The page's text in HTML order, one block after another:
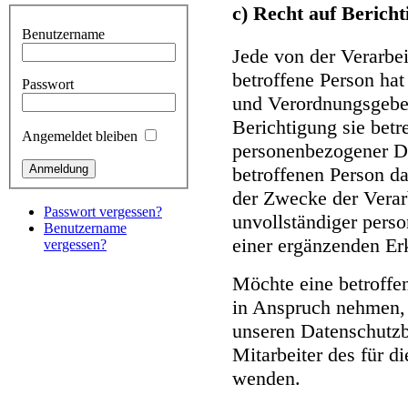
Benutzername
Passwort
Angemeldet bleiben
Passwort vergessen?
Benutzername
vergessen?
c) Recht auf
Jede von der
betroffene Person
und
Berichtigung sie
personenbezogener
betroffenen Person
der Zwecke der
unvollständiger
einer ergänzenden
Möchte eine
in Anspruch
unseren
Mitarbeiter des für
wenden.